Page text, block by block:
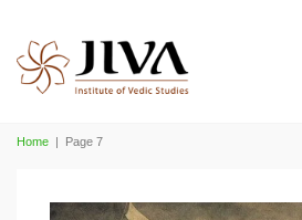
Home | Page 7